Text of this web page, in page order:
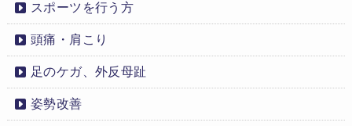
スポーツを行う方
頭痛・肩こり
足のケガ、外反母趾
姿勢改善